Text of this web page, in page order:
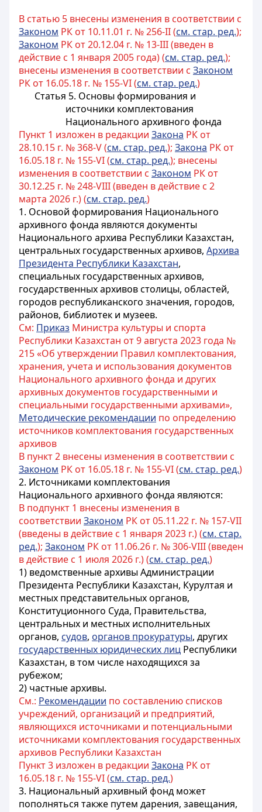
В статью 5 внесены изменения в соответствии с
Законом РК от 10.11.01 г. № 256-II (см. стар. ред.);
Законом РК от 20.12.04 г. № 13-III (введен в
действие с 1 января 2005 года) (см. стар. ред.);
внесены изменения в соответствии с Законом
РК от 16.05.18 г. № 155-VI (см. стар. ред.)
Статья 5. Основы формирования и
источники комплектования
Национального архивного фонда
Пункт 1 изложен в редакции Закона РК от
28.10.15 г. № 368-V (см. стар. ред.); Закона РК от
16.05.18 г. № 155-VI (см. стар. ред.); внесены
изменения в соответствии с Законом РК от
30.12.25 г. № 248-VIII (введен в действие с 2
марта 2026 г.) (см. стар. ред.)
1. Основой формирования Национального
архивного фонда являются документы
Национального архива Республики Казахстан,
центральных государственных архивов, Архива
Президента Республики Казахстан,
специальных государственных архивов,
государственных архивов столицы, областей,
городов республиканского значения, городов,
районов, библиотек и музеев.
См: Приказ Министра культуры и спорта
Республики Казахстан от 9 августа 2023 года №
215 «Об утверждении Правил комплектования,
хранения, учета и использования документов
Национального архивного фонда и других
архивных документов государственными и
специальными государственными архивами»,
Методические рекомендации по определению
источников комплектования государственных
архивов
В пункт 2 внесены изменения в соответствии с
Законом РК от 16.05.18 г. № 155-VI (см. стар. ред.)
2. Источниками комплектования
Национального архивного фонда являются:
В подпункт 1 внесены изменения в
соответствии Законом РК от 05.11.22 г. № 157-VII
(введены в действие с 1 января 2023 г.) (см. стар.
ред.); Законом РК от 11.06.26 г. № 306-VIII (введен
в действие с 1 июля 2026 г.) (см. стар. ред.)
1) ведомственные архивы Администрации
Президента Республики Казахстан, Курултая и
местных представительных органов,
Конституционного Суда, Правительства,
центральных и местных исполнительных
органов, судов, органов прокуратуры, других
государственных юридических лиц Республики
Казахстан, в том числе находящихся за
рубежом;
2) частные архивы.
См.: Рекомендации по составлению списков
учреждений, организаций и предприятий,
являющихся источниками и потенциальными
источниками комплектования государственных
архивов Республики Казахстан
Пункт 3 изложен в редакции Закона РК от
16.05.18 г. № 155-VI (см. стар. ред.)
3. Национальный архивный фонд может
пополняться также путем дарения, завещания,